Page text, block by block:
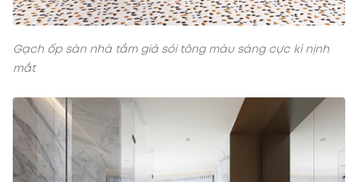
Gạch ốp sàn nhà tắm giả sỏi tông màu sáng cực kì nịnh
mắt